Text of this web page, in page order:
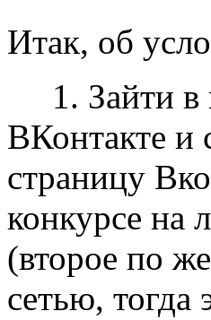
Итак, об
1. Зайти в
ВКонтакте и
страницу
конкурсе
(второе по
сетью,